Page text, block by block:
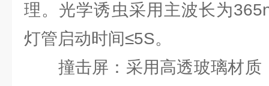
理。光学诱虫采用主波长为
灯管启动时间≤5S。
撞击屏：采用高透玻璃材质